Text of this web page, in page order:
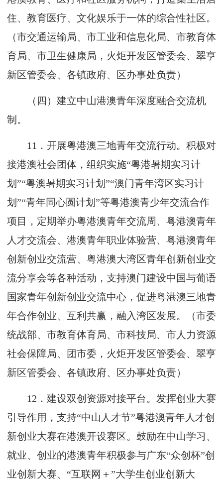
住、教育医疗、文化娱乐于一体的综合性社区。
（市交通运输局、市工业和信息化局、市教育体
育局、市卫生健康局，火炬开发区管委会、翠亨
新区管委会、各镇政府、区办事处负责）
（四）建立中山港澳青年深度融合交流机
制。
11 ．开展粤港澳三地青年交流行动。积极对
接港澳社会团体，组织实施“粤港暑期实习计
划”“粤澳暑期实习计划”“澳门青年湾区实习计
划”“青年同心圆计划”等粤港澳青少年交流合作
项目，定期举办粤港澳青年交流周、粤港澳青年
人才交流会、港澳青年职业体验营、粤港澳青年
创新创业交流营、粤港澳大湾区青年创新创业交
流分享会等各种活动，支持澳门建设中国与葡语
国家青年创新创业交流中心，促进粤港澳三地青
年合作创业、互利共赢，融入湾区发展。（市委
统战部、市教育体育局、市科技局、市人力资源
社会保障局、团市委，火炬开发区管委会、翠亨
新区管委会、各镇政府、区办事处负责）
12 ．建设双创资源对接平台。发挥创业大赛
引导作用，支持“中山人才节”粤港澳青年人才创
新创业大赛在港澳开设赛区。鼓励在中山学习、
就业、创业的港澳青年积极参与广东“众创杯”创
业创新大赛、“互联网＋”大学生创业创新大